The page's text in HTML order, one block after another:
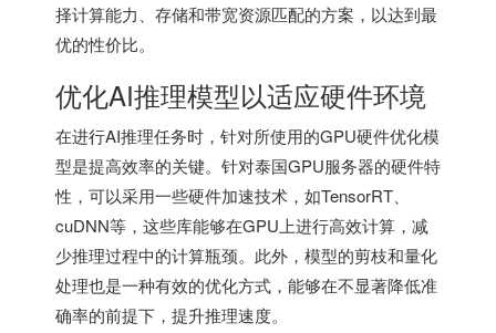
择计算能力、存储和带宽资源匹配的方案，以达到最
优的性价比。
优化AI推理模型以适应硬件环境
在进行AI推理任务时，针对所使用的GPU硬件优化模
型是提高效率的关键。针对泰国GPU服务器的硬件特
性，可以采用一些硬件加速技术，如TensorRT、
cuDNN等，这些库能够在GPU上进行高效计算，减
少推理过程中的计算瓶颈。此外，模型的剪枝和量化
处理也是一种有效的优化方式，能够在不显著降低准
确率的前提下，提升推理速度。